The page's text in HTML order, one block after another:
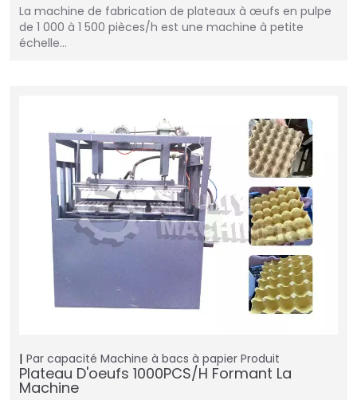
La machine de fabrication de plateaux à œufs en pulpe
de 1 000 à 1 500 pièces/h est une machine à petite
échelle…
Par capacité Machine à bacs à papier Produit
Plateau D'oeufs 1000PCS/H Formant La
Machine